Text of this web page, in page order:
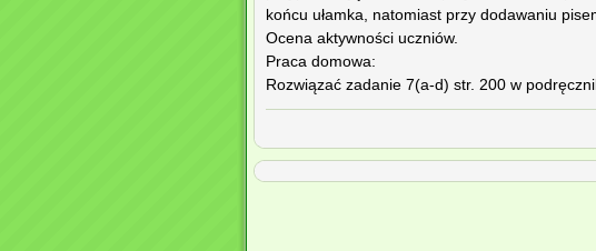
końcu ułamka, natomiast przy dodawaniu
Ocena aktywności uczniów.
Praca domowa:
Rozwiązać zadanie 7(a-d) str. 200 w